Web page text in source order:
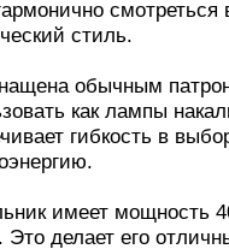
стиль.
обычным
как лампы
гибкость в
имеет мощность
Это делает его